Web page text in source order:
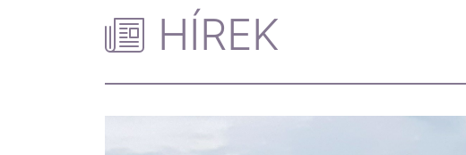
HÍREK